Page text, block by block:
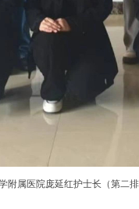
附属医院庞延红护士长（第二